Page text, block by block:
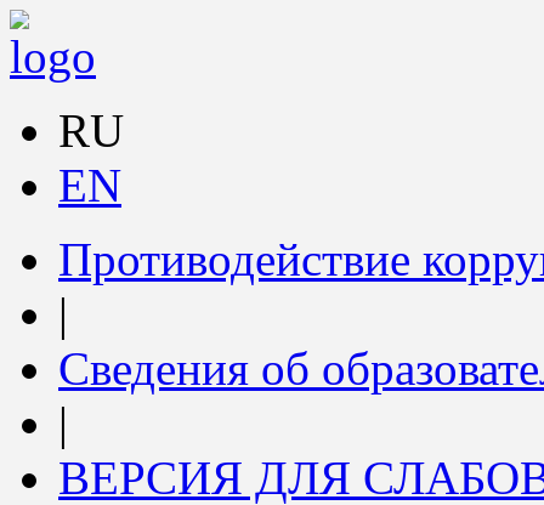
RU
EN
Противодействие
|
Сведения об
|
ВЕРСИЯ ДЛЯ